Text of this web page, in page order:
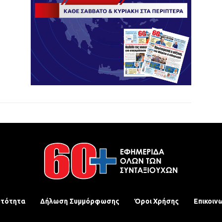
Δήλωση Συμμόρφωσης Όροι Χρήσης